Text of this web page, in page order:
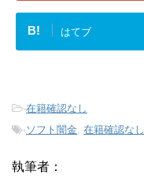
B! はてブ
-在籍確認なし
-ソフト闇金, 在籍確認なし
執筆者：